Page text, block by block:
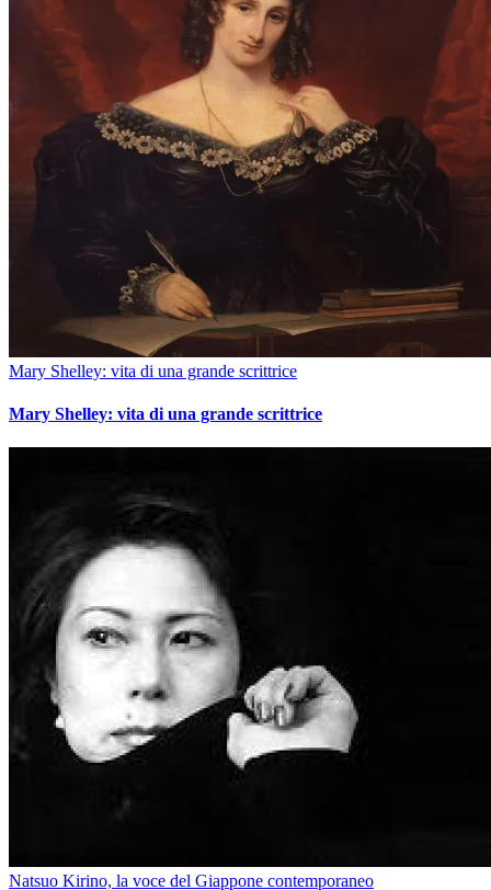
Mary Shelley: vita di una grande scrittrice
Mary Shelley: vita di una grande scrittrice
Natsuo Kirino, la voce del Giappone contemporaneo